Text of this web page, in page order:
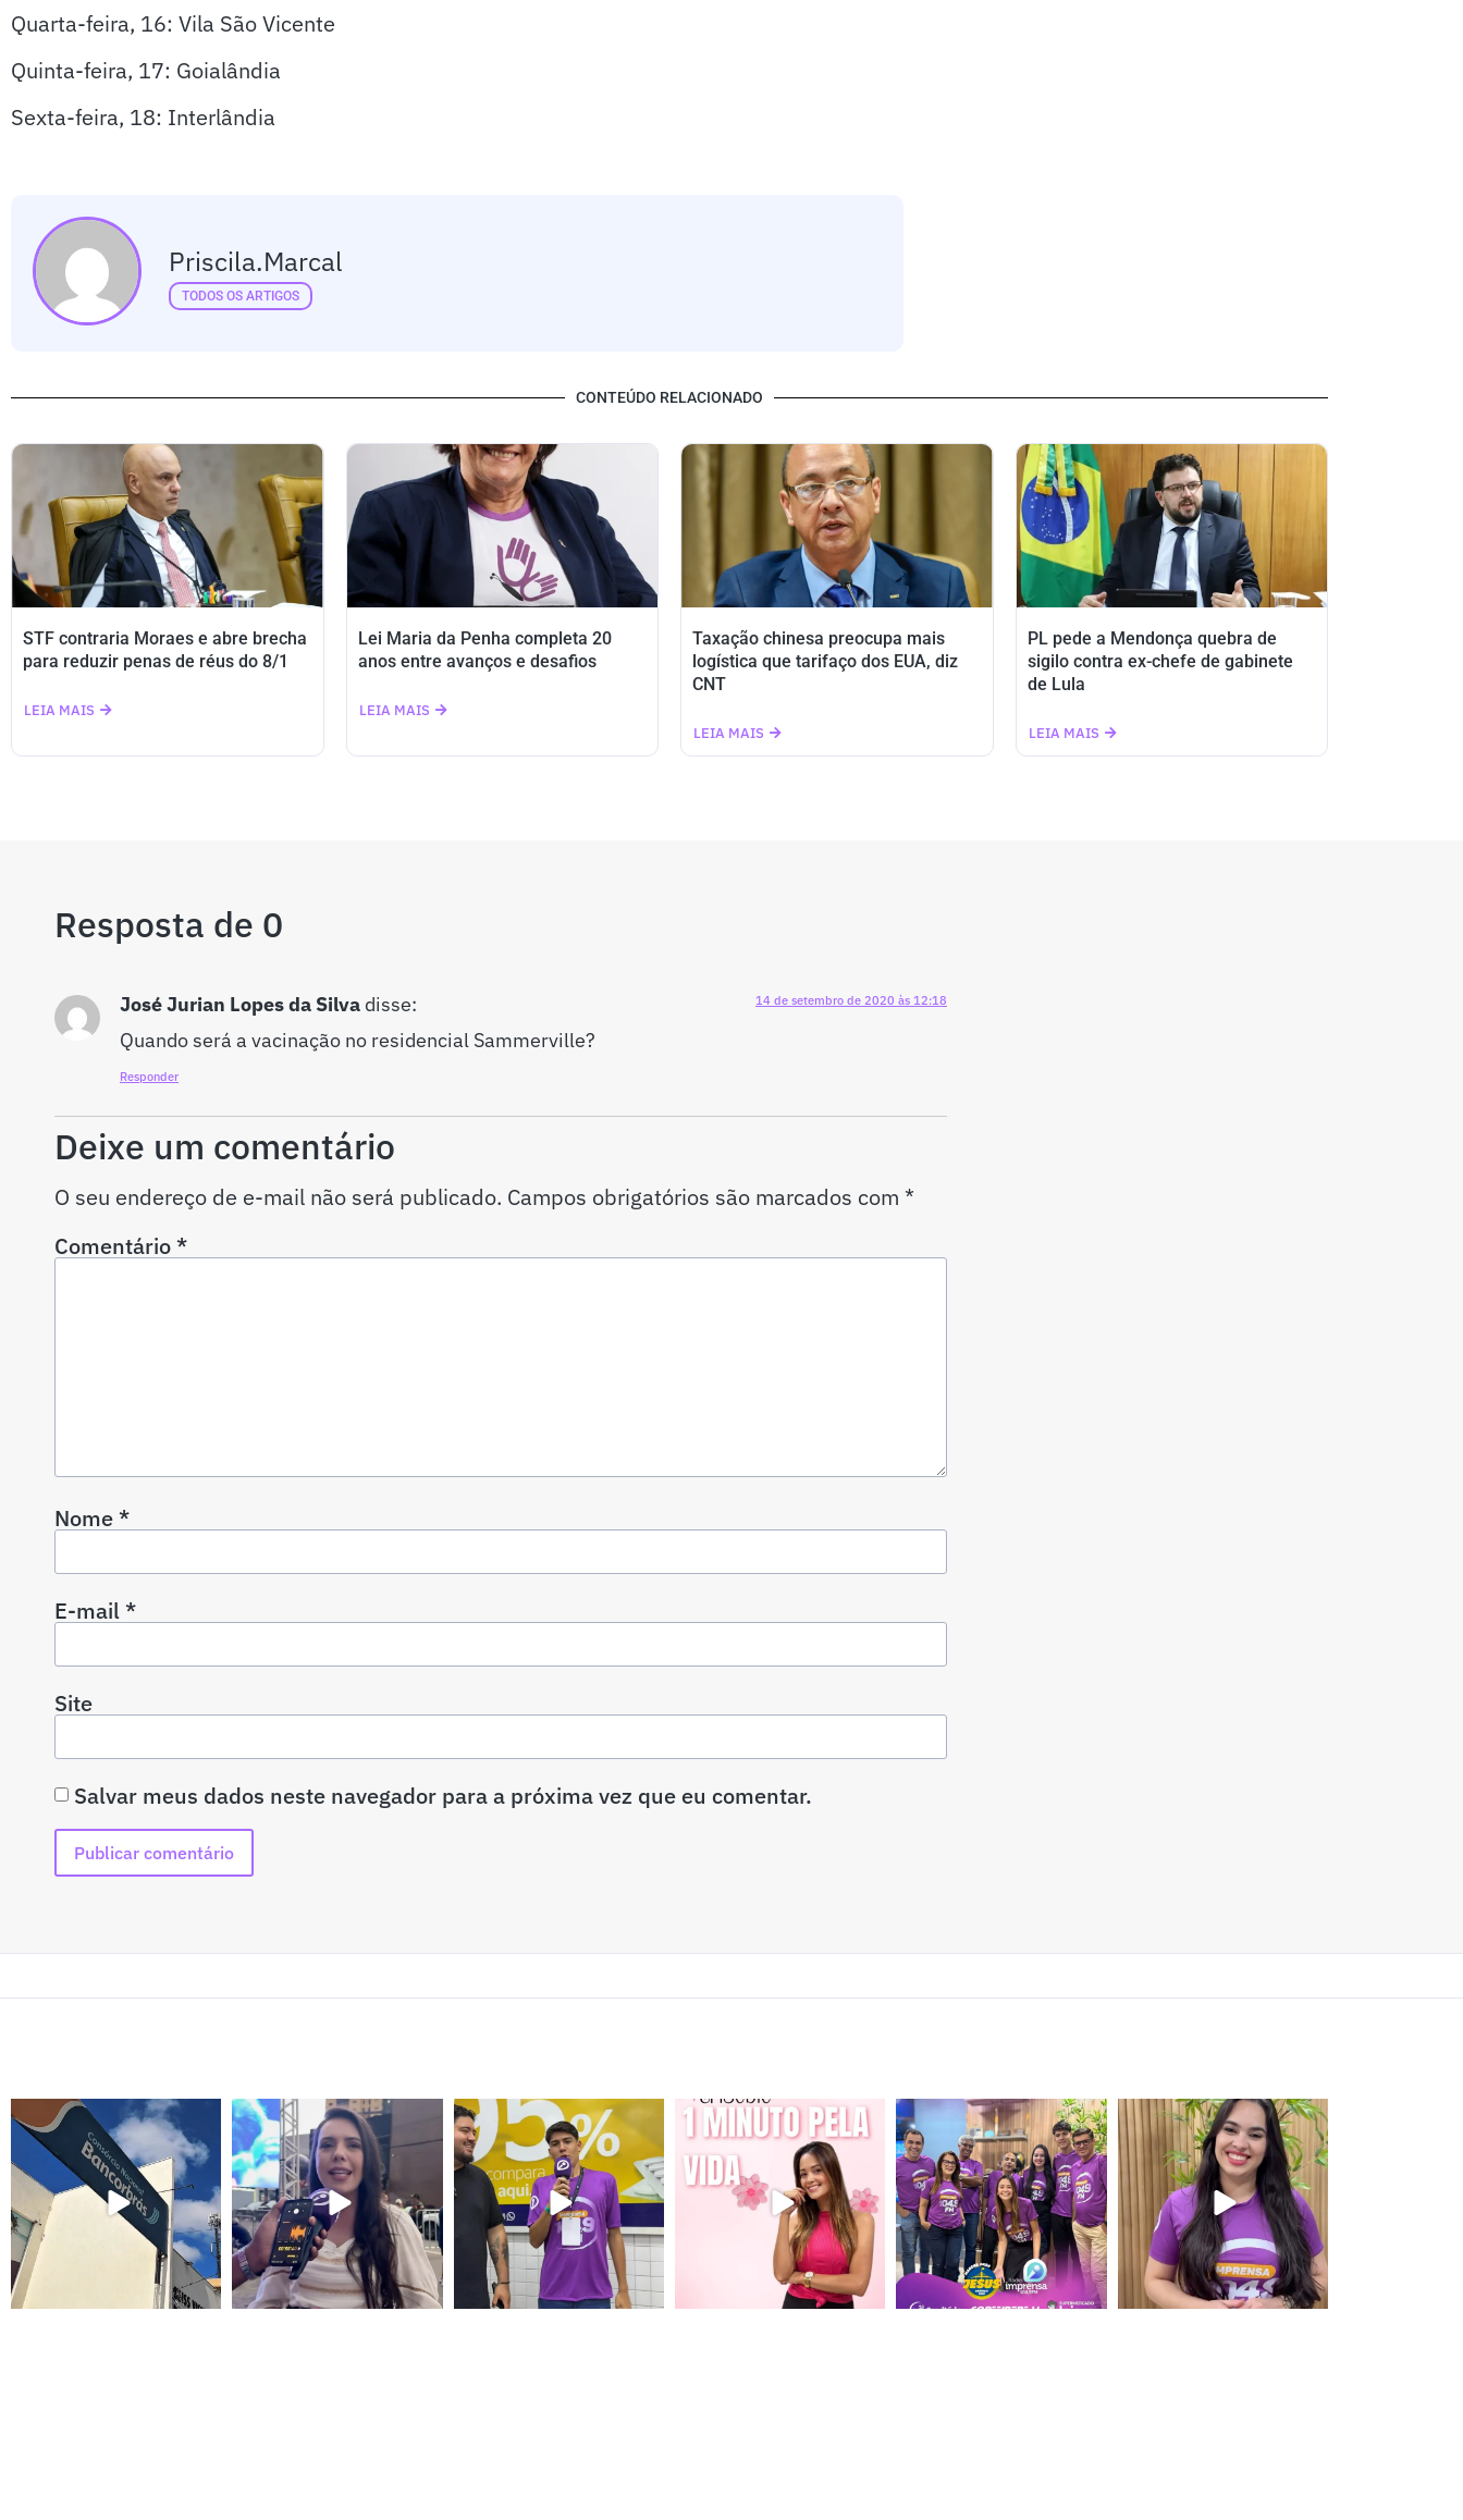
Quarta-feira, 16: Vila São Vicente
Quinta-feira, 17: Goialândia
Sexta-feira, 18: Interlândia
Priscila.marcal
TODOS OS ARTIGOS
CONTEÚDO RELACIONADO
STF contraria Moraes e abre brecha
para reduzir penas de réus do 8/1
LEIA MAIS
Lei Maria da Penha completa 20
anos entre avanços e desafios
LEIA MAIS
Taxação chinesa preocupa mais
logística que tarifaço dos EUA, diz
CNT
LEIA MAIS
PL pede a Mendonça quebra de
sigilo contra ex-chefe de gabinete
de Lula
LEIA MAIS
Resposta de 0
José Jurian Lopes da Silva disse: 14 de setembro de 2020 às 12:18
Quando será a vacinação no residencial Sammerville?
Responder
Deixe um comentário
O seu endereço de e-mail não será publicado. Campos obrigatórios são marcados com *
Comentário*
Nome*
E-mail*
Site
Salvar meus dados neste navegador para a próxima vez que eu comentar.